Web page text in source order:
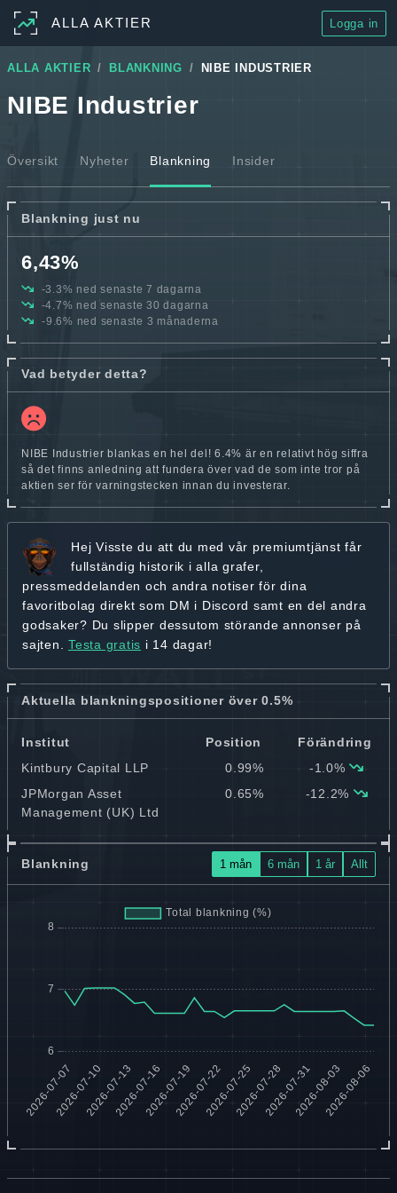
ALLA AKTIER Logga in
ALLA AKTIER BLANKNING NIBE INDUSTRIER
NIBE Industrier
Översikt Nyheter Blankning Insider
Blankning just nu
6,43%
-3.3% ned senaste 7 dagarna
-4.7% ned senaste 30 dagarna
-9.6% ned senaste 3 månaderna
Vad betyder detta?
NIBE Industrier blankas en hel del! 6.4% är en relativt hög siffra
så det finns anledning att fundera över vad de som inte tror på
aktien ser för varningstecken innan du investerar.
Hej Visste du att du med vår premiumtjänst får
fullständig historik i alla grafer,
pressmeddelanden och andra notiser för dina
favoritbolag direkt som DM i Discord samt en del andra
godsaker? Du slipper dessutom störande annonser på
sajten. Testa gratis i 14 dagar!
Aktuella blankningspositioner över 0.5%
Institut Position
Förändring
Kintbury Capital LLP
0.99%
-1.0%
JPMorgan Asset
Management (UK) Ltd
0.65% -12.2%
Blankning 1 mån 6 mån 1 år Allt